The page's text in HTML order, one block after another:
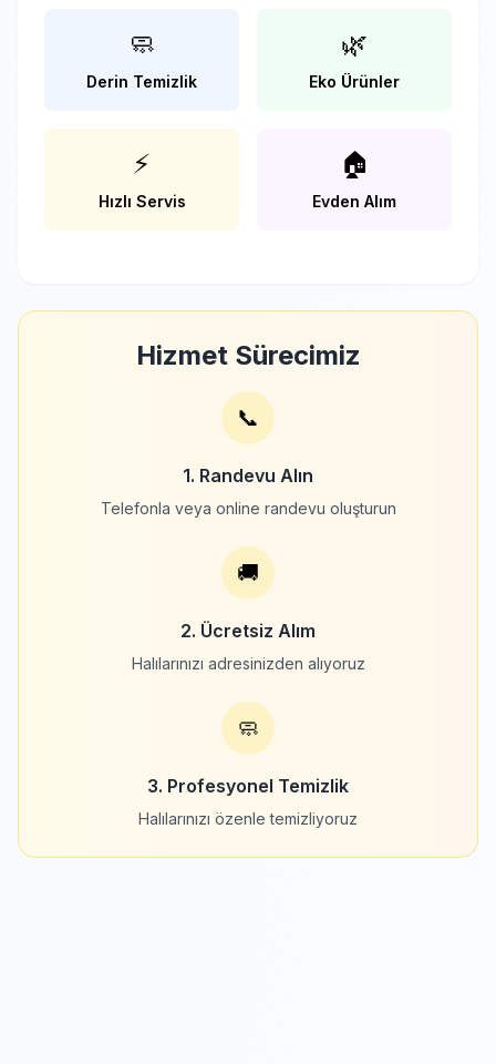
🧼
Derin Temizlik
🌿
Eko Ürünler
⚡
Hızlı Servis
🏠
Evden Alım
Hizmet Sürecimiz
📞
1. Randevu Alın
Telefonla veya online randevu oluşturun
🚚
2. Ücretsiz Alım
Halılarınızı adresinizden alıyoruz
🧼
3. Profesyonel Temizlik
Halılarınızı özenle temizliyoruz